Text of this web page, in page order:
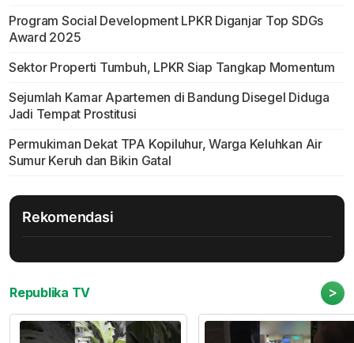
Program Social Development LPKR Diganjar Top SDGs
Award 2025
Sektor Properti Tumbuh, LPKR Siap Tangkap Momentum
Sejumlah Kamar Apartemen di Bandung Disegel Diduga
Jadi Tempat Prostitusi
Permukiman Dekat TPA Kopiluhur, Warga Keluhkan Air
Sumur Keruh dan Bikin Gatal
Rekomendasi
Republika TV >